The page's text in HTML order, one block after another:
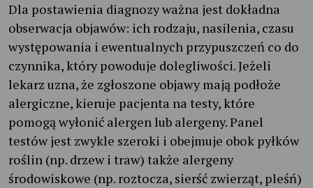
Dla postawienia diagnozy ważna jest dokładna
obserwacja objawów: ich rodzaju, nasilenia, czasu
występowania i ewentualnych przypuszczeń co do
czynnika, który powoduje dolegliwości. Jeżeli
lekarz uzna, że zgłoszone objawy mają podłoże
alergiczne, kieruje pacjenta na testy, które
pomogą wyłonić alergen lub alergeny. Panel
testów jest zwykle szeroki i obejmuje obok pyłków
roślin (np. drzew i traw) także alergeny
środowiskowe (np. roztocza, sierść zwierząt, pleśń)